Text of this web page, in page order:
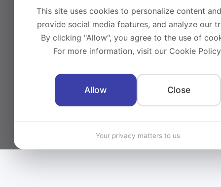
This site uses cookies to personalize content
provide social media features, and analyze our
By clicking "Allow", you agree to the use of
For more information, visit our Cookie
Allow Close
Your privacy matters to us